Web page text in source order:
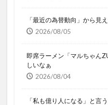
「最近の為替動向」から見
2026/08/05
即席ラーメン「マルちゃん
しいなぁ
2026/08/04
「私も億り人になる」と言